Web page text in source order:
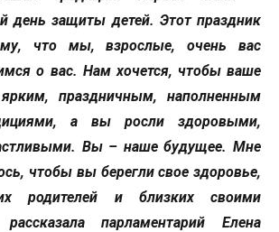
день защиты детей. Этот праздник
что мы, взрослые, очень вас
о вас. Нам хочется, чтобы ваше
праздничным, наполненным
а вы росли здоровыми,
Вы – наше будущее. Мне
чтобы вы берегли свое здоровье,
родителей и близких своими
парламентарий Елена